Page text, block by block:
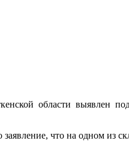
области выявлен
что на одном из